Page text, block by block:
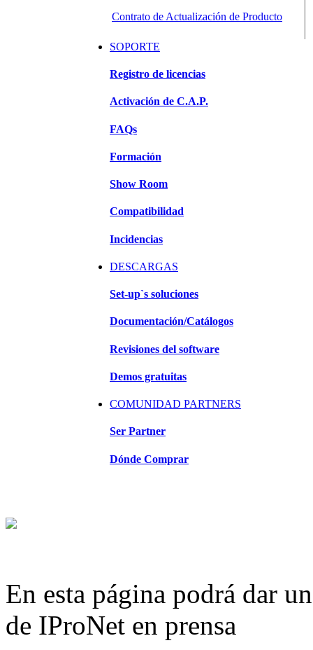
Contrato de Actualización de Producto
SOPORTE
Registro de licencias
Activación de C.A.P.
FAQs
Formación
Show Room
Compatibilidad
Incidencias
DESCARGAS
Set-up`s soluciones
Documentación/Catálogos
Revisiones del software
Demos gratuitas
COMUNIDAD PARTNERS
Ser Partner
Dónde Comprar
En esta página podrá dar
de IProNet en prensa